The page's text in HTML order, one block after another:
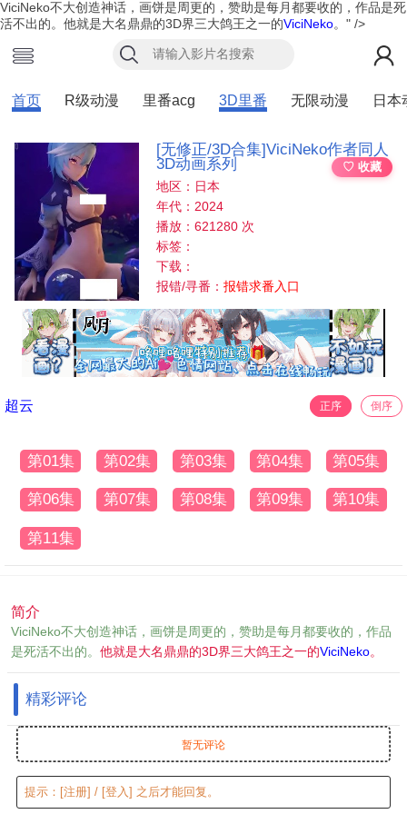
ViciNeko不大创造神话，画饼是周更的，赞助是每月都要收的，作品是死
活不出的。他就是大名鼎鼎的3D界三大鸽王之一的ViciNeko。" />
首页 R级动漫 里番acg 3D里番 无限动漫 日本
[无修正/3D合集]ViciNeko作者同人
3D动画系列
♡ 收藏
地区：日本
年代：2024
播放：621280 次
标签：
下载：
报错/寻番：报错求番入口
超云 正序 倒序
第01集 第02集 第03集 第04集 第05集
第06集 第07集 第08集 第09集 第10集
第11集
简介
ViciNeko不大创造神话，画饼是周更的，赞助是每月都要收的，作品
是死活不出的。 他就是大名鼎鼎的3D界三大鸽王之一的ViciNeko。
精彩评论
暂无评论
提示： [注册] / [登入] 之后才能回复。